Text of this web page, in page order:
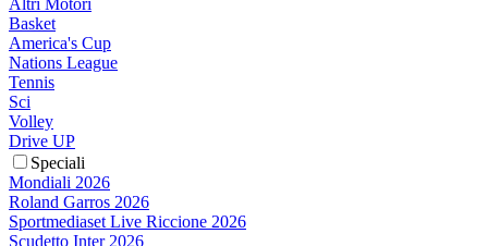
Basket
America's Cup
Nations League
Tennis
Sci
Volley
Drive UP
Speciali
Mondiali 2026
Roland Garros 2026
Sportmediaset Live Riccione 2026
Scudetto Inter 2026